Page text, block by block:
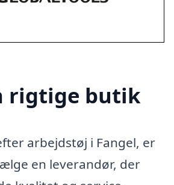
rigtige butik
arbejdstøj i Fangel, er
en leverandør, der